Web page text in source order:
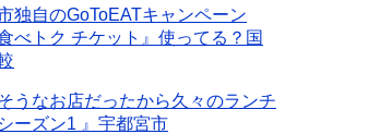
独自のGoToEATキャンペーン
食べトク チケット』使ってる？国
うなお店だったから久々のランチ
ーズン1 』宇都宮市